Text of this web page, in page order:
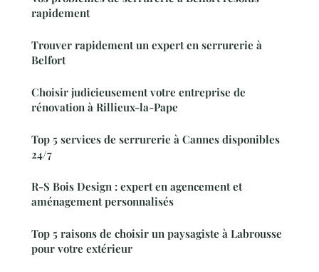
rapidement
Trouver rapidement un expert en serrurerie à
Belfort
Choisir judicieusement votre entreprise de
rénovation à Rillieux-la-Pape
Top 5 services de serrurerie à Cannes disponibles
24/7
R-S Bois Design : expert en agencement et
aménagement personnalisés
Top 5 raisons de choisir un paysagiste à Labrousse
pour votre extérieur